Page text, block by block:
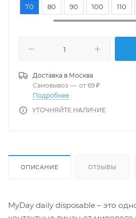
70 80 90 100 110
Доставка в Москва
Самовывоз — от 69 ₽
Подробнее
УТОЧНЯЙТЕ НАЛИЧИЕ
ОПИСАНИЕ ОТЗЫВЫ
MyDay daily disposable – это